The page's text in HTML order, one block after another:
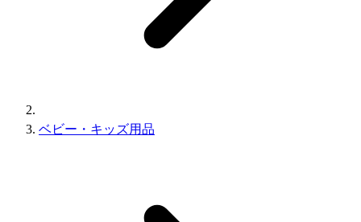
ベビー・キッズ用品